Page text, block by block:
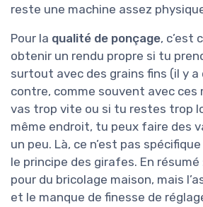
reste une machine assez
Pour la qualité de ponçage, c’est
obtenir un rendu propre si tu
surtout avec des grains fins (il y
contre, comme souvent avec ces
vas trop vite ou si tu restes trop
même endroit, tu peux faire des
un peu. Là, ce n’est pas
le principe des girafes. En résumé
pour du bricolage maison, mais
et le manque de finesse de